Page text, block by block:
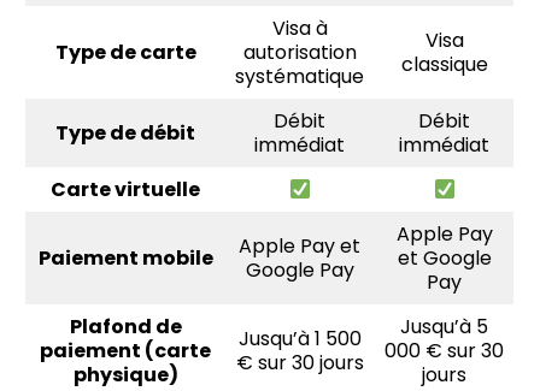
Type de carte
Visa à
autorisation
systématique
Visa
classique
Type de débit
Débit
immédiat
Débit
immédiat
Carte virtuelle
Paiement mobile
Apple Pay et
Google Pay
Apple Pay
et Google
Pay
Plafond de
paiement (carte
physique)
Jusqu’à 1 500
€ sur 30 jours
Jusqu’à 5
000 € sur 30
jours